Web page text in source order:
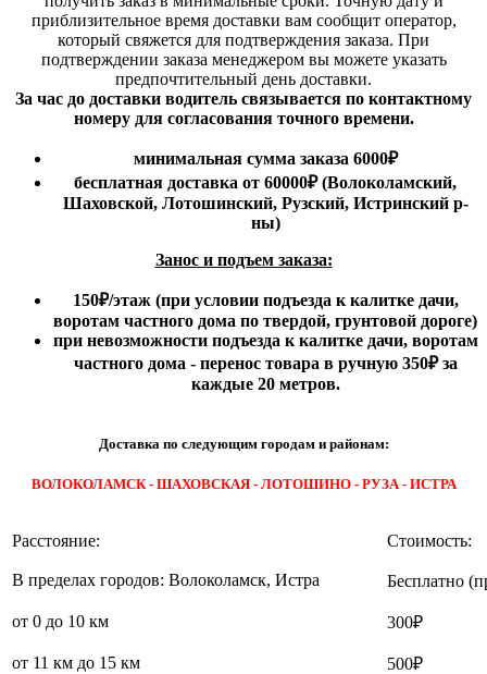
приблизительное время доставки вам сообщит оператор,
который свяжется для подтверждения заказа. При
подтверждении заказа менеджером вы можете указать
предпочтительный день доставки.
За час до доставки водитель связывается по контактному
номеру для согласования точного времени.
минимальная сумма заказа 6000₽
бесплатная доставка от 60000₽ (Волоколамский,
Шаховской, Лотошинский, Рузский, Истринский р-
ны)
Занос и подъем заказа:
150₽/этаж(при условии подъезда к калитке дачи,
воротам частного дома по твердой, грунтовой дороге)
при невозможности подъезда к калитке дачи, воротам
частного дома - перенос товара в ручную 350₽ за
каждые 20 метров.
Доставка по следующим городам и районам:
ВОЛОКОЛАМСК - ШАХОВСКАЯ - ЛОТОШИНО - РУЗА - ИСТРА
Расстояние: Стоимость:
В пределах городов: Волоколамск, Истра Бесплатно
от 0 до 10 км 300₽
от 11 км до 15 км 500₽